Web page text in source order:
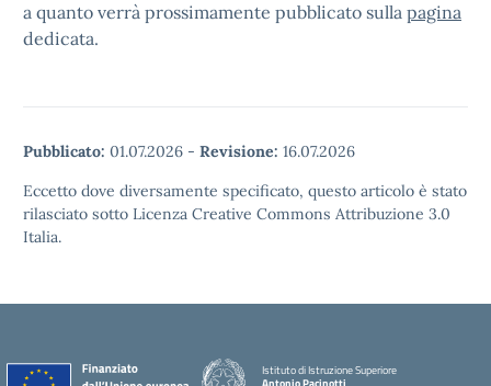
a quanto verrà prossimamente pubblicato sulla pagina
dedicata.
Pubblicato: 01.07.2026 - Revisione: 16.07.2026
Eccetto dove diversamente specificato, questo articolo è stato
rilasciato sotto Licenza Creative Commons Attribuzione 3.0
Italia.
Istituto di Istruzione Superiore
Antonio Pacinotti